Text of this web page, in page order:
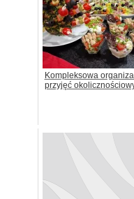
Kompleksowa
przyjęć